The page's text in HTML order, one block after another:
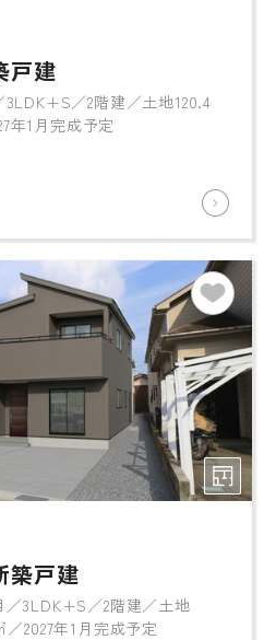
戸建
／2階建／土地120.4
年1月完成予定
築戸建
／3LDK+S／2階建／土地
／2027年1月完成予定